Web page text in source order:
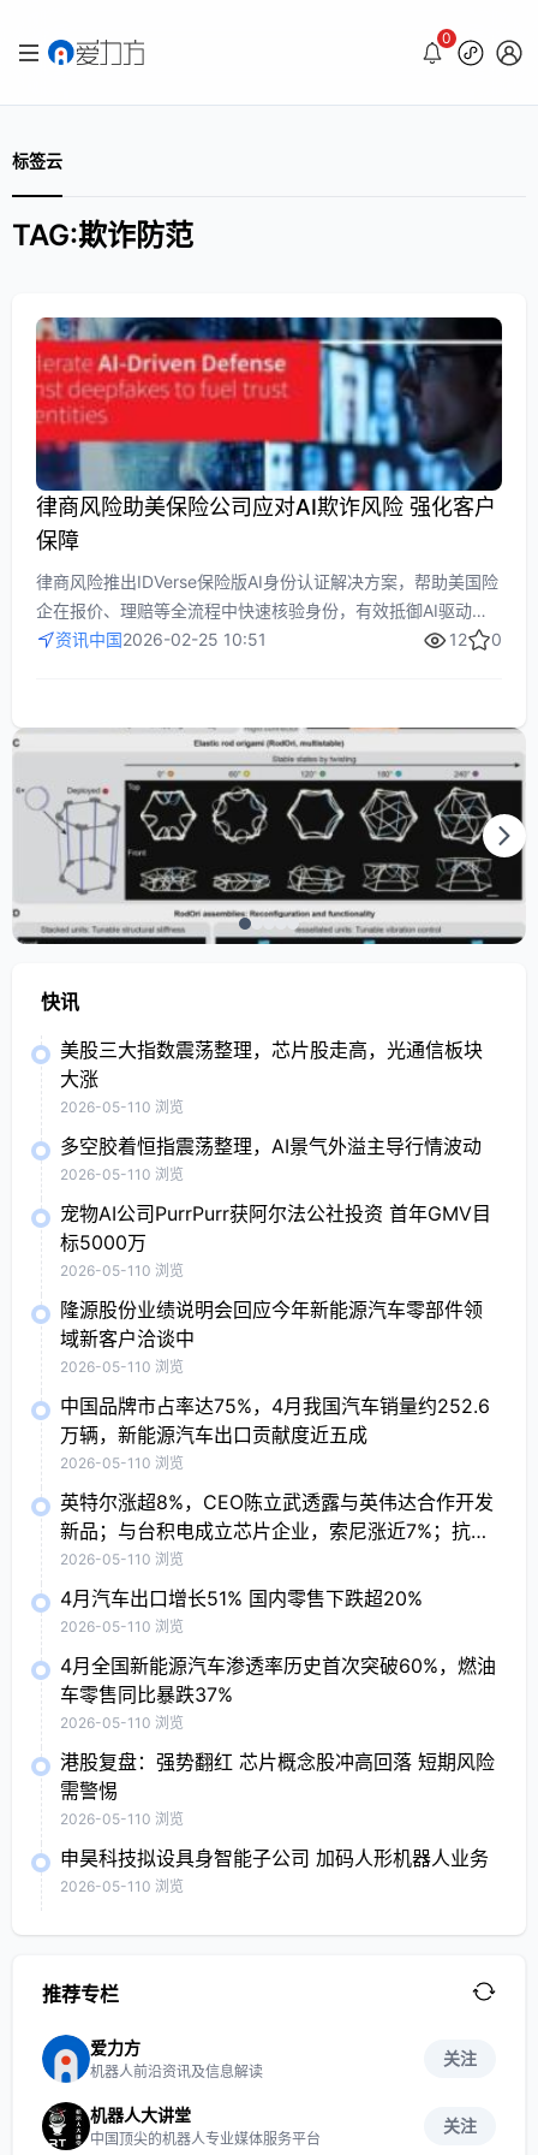
0
标签云
TAG:欺诈防范
律商风险助美保险公司应对AI欺诈风险 强化客户
保障
律商风险推出IDVerse保险版AI身份认证解决方案，帮助美国险
企在报价、理赔等全流程中快速核验身份，有效抵御AI驱动的
欺诈和深度伪造风险，提升安全性与运营效率，同时为客户提
资讯中国2026-02-25 10:51 12 0
快讯
美股三大指数震荡整理，芯片股走高，光通信板块
大涨
2026-05-110 浏览
多空胶着恒指震荡整理，AI景气外溢主导行情波动
2026-05-110 浏览
宠物AI公司PurrPurr获阿尔法公社投资 首年GMV目
标5000万
2026-05-110 浏览
隆源股份业绩说明会回应今年新能源汽车零部件领
域新客户洽谈中
2026-05-110 浏览
中国品牌市占率达75%，4月我国汽车销量约252.6
万辆，新能源汽车出口贡献度近五成
2026-05-110 浏览
英特尔涨超8%，CEO陈立武透露与英伟达合作开发
新品；与台积电成立芯片企业，索尼涨近7%；抗病
毒概念股普涨，Moderna涨7.9%
2026-05-110 浏览
4月汽车出口增长51% 国内零售下跌超20%
2026-05-110 浏览
4月全国新能源汽车渗透率历史首次突破60%，燃油
车零售同比暴跌37%
2026-05-110 浏览
港股复盘：强势翻红 芯片概念股冲高回落 短期风险
需警惕
2026-05-110 浏览
申昊科技拟设具身智能子公司 加码人形机器人业务
2026-05-110 浏览
推荐专栏
爱力方
机器人前沿资讯及信息解读
关注
机器人大讲堂
中国顶尖的机器人专业媒体服务平台
关注